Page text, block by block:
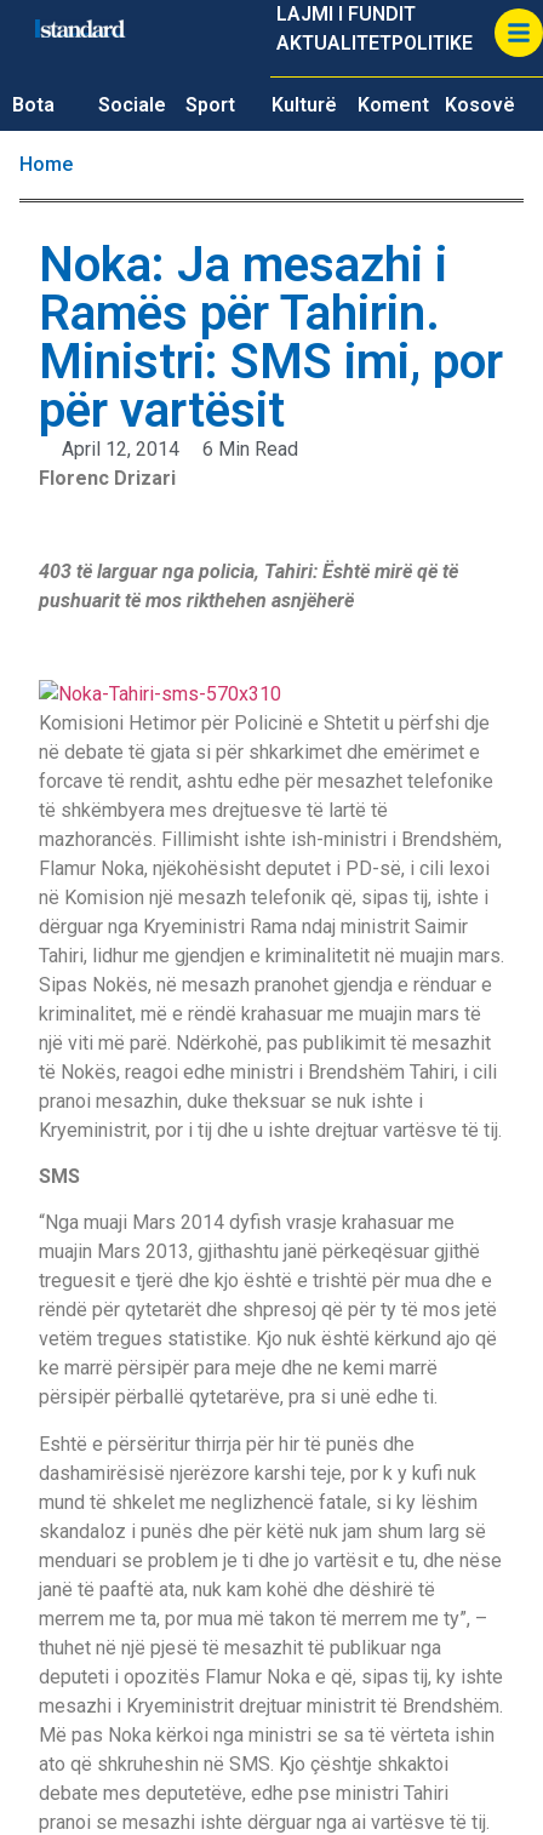
LAJMI I FUNDIT
AKTUALITETPOLITIKE
Bota Sociale Sport Kulturë Koment Kosovë
Home
Noka: Ja mesazhi i
Ramës për Tahirin.
Ministri: SMS imi, por
për vartësit
April 12, 2014
6 Min Read
Florenc Drizari
403 të larguar nga policia, Tahiri: Është mirë që të
pushuarit të mos rikthehen asnjëherë
Komisioni Hetimor për Policinë e Shtetit u përfshi dje
në debate të gjata si për shkarkimet dhe emërimet e
forcave të rendit, ashtu edhe për mesazhet telefonike
të shkëmbyera mes drejtuesve të lartë të
mazhorancës. Fillimisht ishte ish-ministri i Brendshëm,
Flamur Noka, njëkohësisht deputet i PD-së, i cili lexoi
në Komision një mesazh telefonik që, sipas tij, ishte i
dërguar nga Kryeministri Rama ndaj ministrit Saimir
Tahiri, lidhur me gjendjen e kriminalitetit në muajin mars.
Sipas Nokës, në mesazh pranohet gjendja e rënduar e
kriminalitet, më e rëndë krahasuar me muajin mars të
një viti më parë. Ndërkohë, pas publikimit të mesazhit
të Nokës, reagoi edhe ministri i Brendshëm Tahiri, i cili
pranoi mesazhin, duke theksuar se nuk ishte i
Kryeministrit, por i tij dhe u ishte drejtuar vartësve të tij.
SMS
“Nga muaji Mars 2014 dyfish vrasje krahasuar me
muajin Mars 2013, gjithashtu janë përkeqësuar gjithë
treguesit e tjerë dhe kjo është e trishtë për mua dhe e
rëndë për qytetarët dhe shpresoj që për ty të mos jetë
vetëm tregues statistike. Kjo nuk është kërkund ajo që
ke marrë përsipër para meje dhe ne kemi marrë
përsipër përballë qytetarëve, pra si unë edhe ti.
Eshtë e përsëritur thirrja për hir të punës dhe
dashamirësisë njerëzore karshi teje, por k y kufi nuk
mund të shkelet me neglizhencë fatale, si ky lëshim
skandaloz i punës dhe për këtë nuk jam shum larg së
menduari se problem je ti dhe jo vartësit e tu, dhe nëse
janë të paaftë ata, nuk kam kohë dhe dëshirë të
merrem me ta, por mua më takon të merrem me ty”, –
thuhet në një pjesë të mesazhit të publikuar nga
deputeti i opozitës Flamur Noka e që, sipas tij, ky ishte
mesazhi i Kryeministrit drejtuar ministrit të Brendshëm.
Më pas Noka kërkoi nga ministri se sa të vërteta ishin
ato që shkruheshin në SMS. Kjo çështje shkaktoi
debate mes deputetëve, edhe pse ministri Tahiri
pranoi se mesazhi ishte dërguar nga ai vartësve të tij.